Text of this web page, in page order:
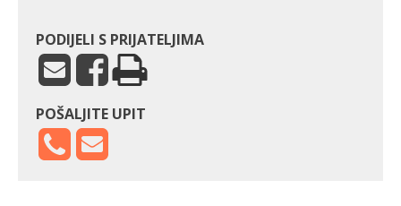
PODIJELI S PRIJATELJIMA
POŠALJITE UPIT